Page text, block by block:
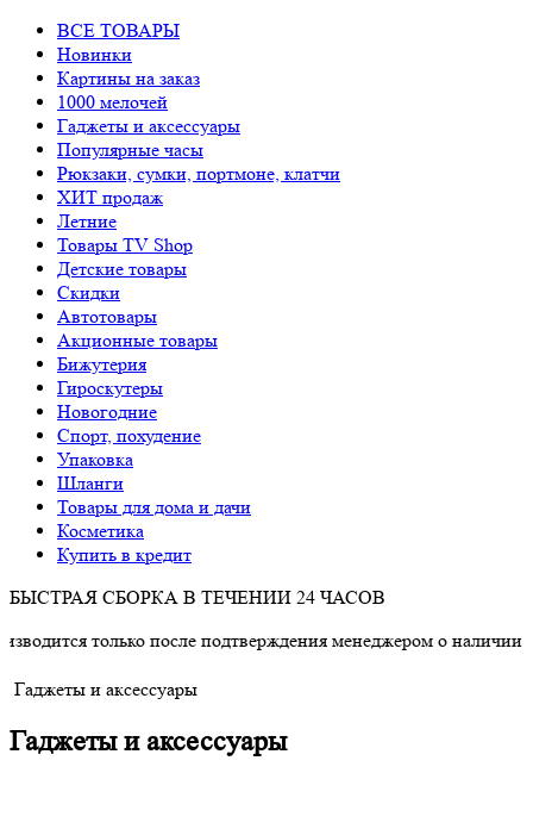
ВСЕ ТОВАРЫ
Новинки
Картины на заказ
1000 мелочей
Гаджеты и аксессуары
Популярные часы
Рюкзаки, сумки, портмоне, клатчи
ХИТ продаж
Летние
Товары TV Shop
Детские товары
Cкидки
Автотовары
Акционные товары
Бижутерия
Гироскутеры
Новогодние
Спорт, похудение
Упаковка
Шланги
Товары для дома и дачи
Косметика
Купить в кредит
БЫСТРАЯ СБОРКА В ТЕЧЕНИИ 24 ЧАСОВ
после подтверждения менеджером о наличии товара.
Гаджеты и аксессуары
Гаджеты и аксессуары